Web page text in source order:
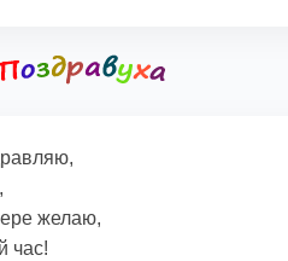
желаю,
час!